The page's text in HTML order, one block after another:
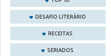
DESAFIO LITERÁRIO
RECEITAS
SERIADOS